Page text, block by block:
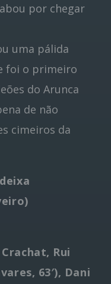
por chegar
uma pálida
foi o primeiro
do Arunca
de não
cimeiros da
Rui
63′), Dani